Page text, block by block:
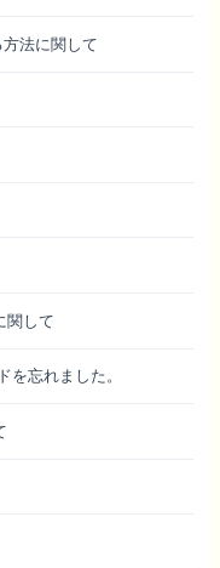
法に関して
関して
を忘れました。